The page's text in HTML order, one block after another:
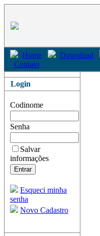
Home Download
Contato
Login
Codinome
Senha
Salvar
informações
Esqueci minha
senha
Novo Cadastro